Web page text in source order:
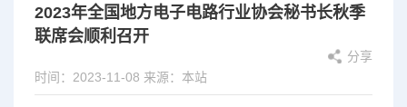
2023年全国地方电子电路行业协会秘书长秋季
联席会顺利召开
分享
时间：2023-11-08 来源：本站